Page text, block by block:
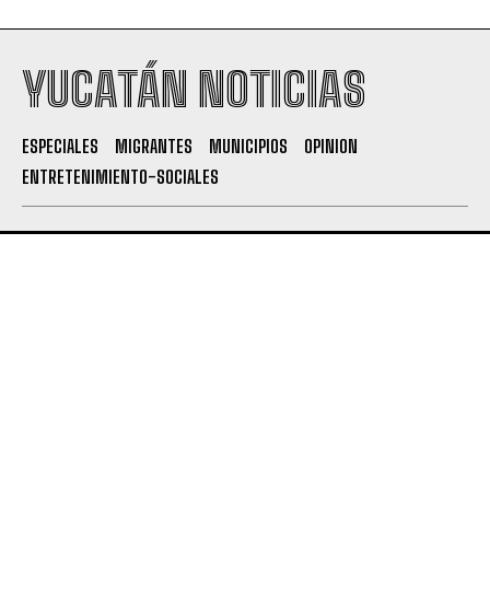
YUCATÁN NOTICIAS
ESPECIALES MIGRANTES MUNICIPIOS
OPINION
ENTRETENIMIENTO-SOCIALES